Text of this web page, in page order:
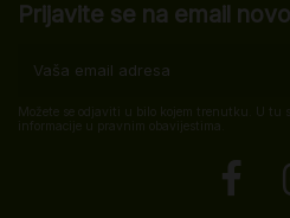
Prijavite se na email
Možete se odjaviti u bilo kojem trenutku. U tu
informacije u pravnim obavijestima.